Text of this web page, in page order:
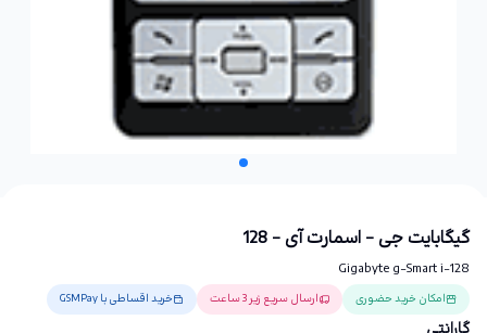
گیگابایت جی - اسمارت آی - 128
Gigabyte g-Smart i-128
امکان خرید حضوری ارسال سریع زیر 3 ساعت خرید اقساطی با GSMPay